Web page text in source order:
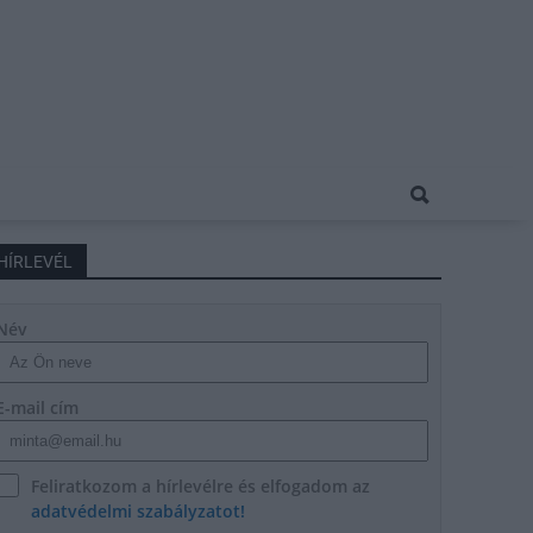
mail cím
Feliratkozom a hírlevélre és elfogadom az
adatvédelmi szabályzatot!